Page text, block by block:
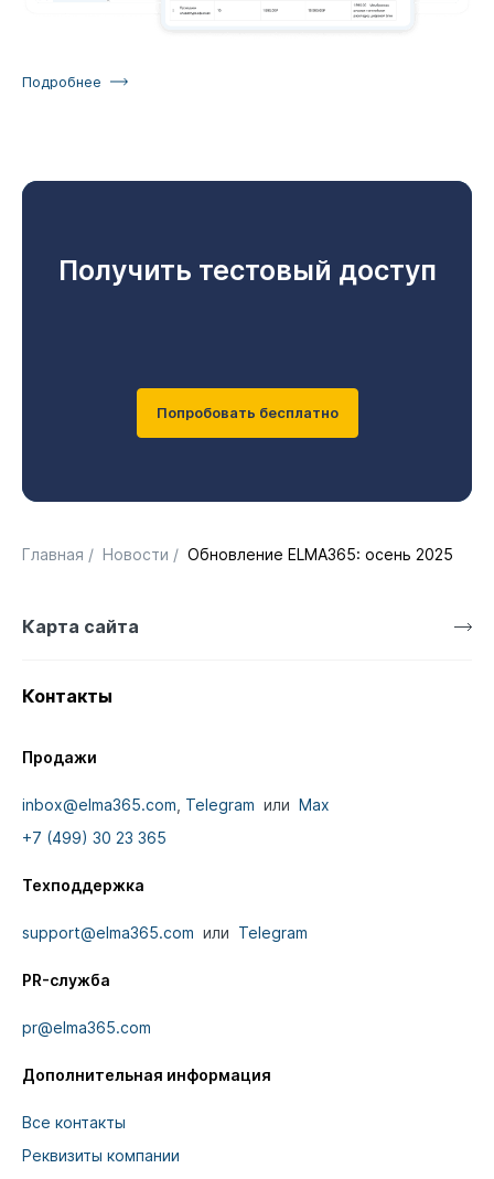
Подробнее
Получить тестовый доступ
Попробовать бесплатно
Главная / Новости / Обновление ELMA365: осень 2025
Карта сайта
Контакты
Продажи
inbox@elma365.com Telegram или Max
+7 (499) 30 23 365
Техподдержка
support@elma365.com или Telegram
PR-служба
pr@elma365.com
Дополнительная информация
Все контакты
Реквизиты компании